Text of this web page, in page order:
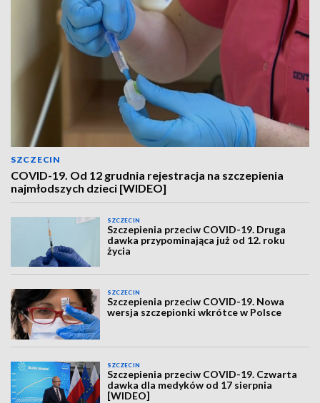
SZCZECIN
COVID-19. Od 12 grudnia rejestracja na szczepienia
najmłodszych dzieci [WIDEO]
SZCZECIN
Szczepienia przeciw COVID-19. Druga
dawka przypominająca już od 12. roku
życia
SZCZECIN
Szczepienia przeciw COVID-19. Nowa
wersja szczepionki wkrótce w Polsce
SZCZECIN
Szczepienia przeciw COVID-19. Czwarta
dawka dla medyków od 17 sierpnia
[WIDEO]